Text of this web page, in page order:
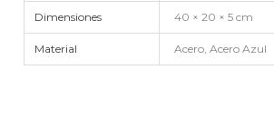
Dimensiones 40 × 20 × 5 cm
Material Acero, Acero Azul